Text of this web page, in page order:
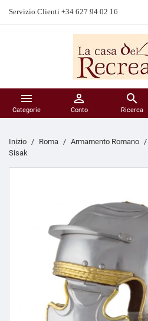
Servizio Clienti +34 627 94 02 16

Categorie

Conto

Ricerca
Inizio Roma Armamento Romano
Sisak